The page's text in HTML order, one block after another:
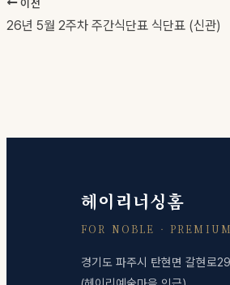
26년 5월 2주차 주간식단표 식단표 (신관)
헤이리너싱홈
FOR NOBLE ·
경기도 파주시 탄현면 갈현로